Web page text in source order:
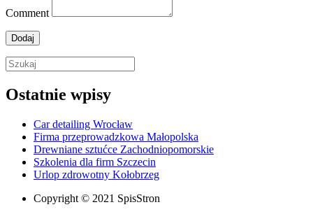
Comment
Ostatnie wpisy
Car detailing Wrocław
Firma przeprowadzkowa Małopolska
Drewniane sztućce Zachodniopomorskie
Szkolenia dla firm Szczecin
Urlop zdrowotny Kołobrzeg
Copyright © 2021 SpisStron